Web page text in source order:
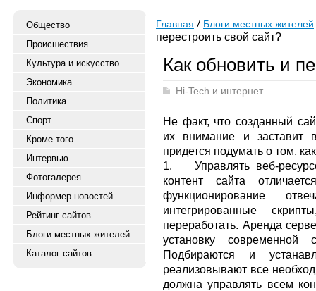
Общество
Происшествия
Культура и искусство
Экономика
Политика
Спорт
Кроме того
Интервью
Фотогалерея
Информер новостей
Рейтинг сайтов
Блоги местных жителей
Каталог сайтов
Главная Блоги местных жителей
перестроить свой сайт?
Как обновить и
Hi-Tech и интернет
Не факт, что созданный
их внимание и заставит
придется подумать о том,
1. Управлять веб-
контент сайта
функционирование
интегрированные
переработать. Аренда
установку современной
Подбираются и
реализовывают все
должна управлять всем